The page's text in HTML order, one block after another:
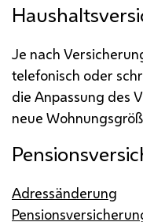
Je nach
telefonisch oder
die Anpassung des
neue
Adressänderung